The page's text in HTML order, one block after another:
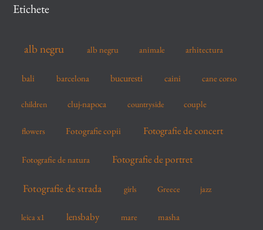
h
Etichete
alb negru alb negru animale arhitectura
bali barcelona bucuresti caini cane corso
children cluj-napoca countryside couple
flowers Fotografie copii Fotografie de concert
Fotografie de natura Fotografie de portret
Fotografie de strada girls Greece jazz
leica x1 lensbaby mare masha